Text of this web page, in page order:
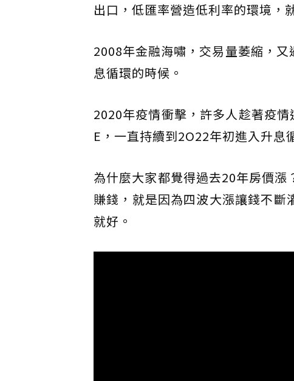
出口，低匯率營造低利率的環境，
2008年金融海嘯，交易量萎縮，
息循環的時候。
2020年疫情衝擊，許多人趁著疫
E，一直持續到2O22年初進入升息
為什麼大家都覺得過去20年房價
賺錢，就是因為四波大漲讓錢不
就好。